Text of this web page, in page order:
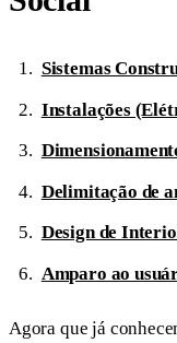
Sistemas
Instalações
Delimitação de
Design de
Amparo ao
Agora que já